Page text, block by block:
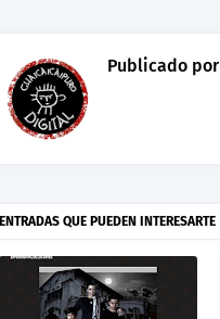
Publicado por
ENTRADAS QUE PUEDEN INTERESARTE